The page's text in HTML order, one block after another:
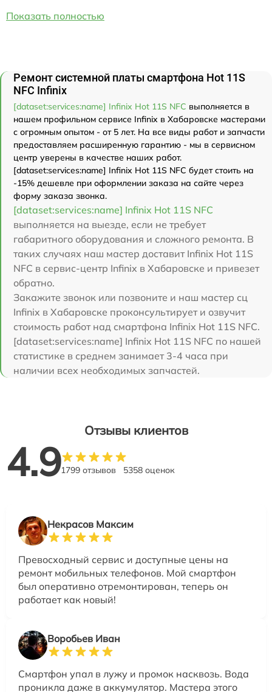
Показать полностью
Ремонт системной платы смартфона Hot 11S
NFC Infinix
[dataset:services:name] Infinix Hot 11S NFC выполняется в
нашем профильном сервисе Infinix в Хабаровске мастерами
с огромным опытом - от 5 лет. На все виды работ и запчасти
предоставляем расширенную гарантию - мы в сервисном
центр уверены в качестве наших работ.
[dataset:services:name] Infinix Hot 11S NFC будет стоить на
-15% дешевле при оформлении заказа на сайте через
форму заказа звонка.
[dataset:services:name] Infinix Hot 11S NFC
выполняется на выезде, если не требует
габаритного оборудования и сложного ремонта. В
таких случаях наш мастер доставит Infinix Hot 11S
NFC в сервис-центр Infinix в Хабаровске и привезет
обратно.
Закажите звонок или позвоните и наш мастер сц
Infinix в Хабаровске проконсультирует и озвучит
стоимость работ над смартфона Infinix Hot 11S NFC.
[dataset:services:name] Infinix Hot 11S NFC по нашей
статистике в среднем занимает 3-4 часа при
наличии всех необходимых запчастей.
Отзывы клиентов
4.91799 отзывов 5358 оценок
Некрасов Максим
Превосходный сервис и доступные цены на
ремонт мобильных телефонов. Мой смартфон
был оперативно отремонтирован, теперь он
работает как новый!
Воробьев Иван
Смартфон упал в лужу и промок насквозь. Вода
проникла даже в аккумулятор. Мастера этого